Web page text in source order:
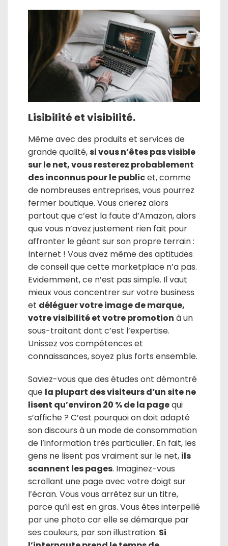
Lisibilité et visibilité.
Même avec des produits et services de
grande qualité,si vous n’êtes pas visible
sur le net, vous resterez probablement
des inconnus pour le publicet, comme
de nombreuses entreprises, vous pourrez
fermer boutique. Vous crierez alors
partout que c’est la faute d’Amazon, alors
que vous n’avez justement rien fait pour
affronter le géant sur son propre terrain :
Internet ! Vous avez même des aptitudes
de conseil que cette marketplace n’a pas.
Evidemment, ce n’est pas simple. Il vaut
mieux vous concentrer sur votre business
et déléguer votre image de marque,
votre visibilité et votre promotion à un
sous-traitant dont c’est l’expertise.
Unissez vos compétences et
connaissances, soyez plus forts ensemble.
Saviez-vous que des études ont démontré
que la plupart des visiteurs d’un site ne
lisent qu’environ 20 % de la pagequi
s’affiche ? C’est pourquoi on doit adapté
son discours à un mode de consommation
de l’information très particulier. En fait, les
gens ne lisent pas vraiment sur le net, ils
scannent les pages. Imaginez-vous
scrollant une page avec votre doigt sur
l’écran. Vous vous arrêtez sur un titre,
parce qu’il est en gras. Vous êtes interpellé
par une photo car elle se démarque par
ses couleurs, par son illustration. Si